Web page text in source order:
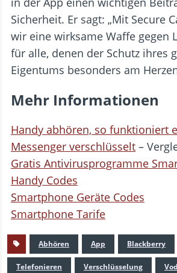
Sicherheit. Er sagt: „Mit Secure
wir eine wirksame Waffe gegen
für alle, denen der Schutz ihres
Eigentums besonders am
Mehr Informationen
Handy abhören, so funktioniert
Messenger verschlüsselt –
Gratis Antivirusprogramme
Handy Codes
Smartphone Geräte Codes
Smartphone Tarife
Abhören App Blackberry
Telefonieren Verschlüsselung